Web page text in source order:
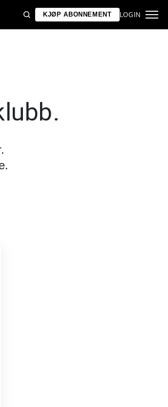
KJØP ABONNEMENT LOGIN